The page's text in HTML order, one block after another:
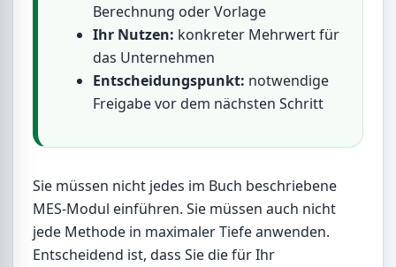
Berechnung oder Vorlage
Ihr Nutzen: konkreter Mehrwert für
das Unternehmen
Entscheidungspunkt: notwendige
Freigabe vor dem nächsten Schritt
Sie müssen nicht jedes im Buch beschriebene
MES-Modul einführen. Sie müssen auch nicht
jede Methode in maximaler Tiefe anwenden.
Entscheidend ist, dass Sie die für Ihr